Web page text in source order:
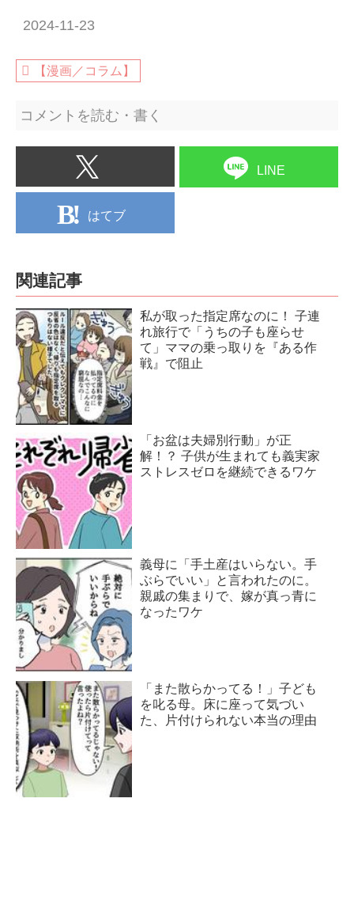
2024-11-23
【漫画／コラム】
コメントを読む・書く
LINE
はてブ
関連記事
私が取った指定席なのに！ 子連
れ旅行で「うちの子も座らせ
て」ママの乗っ取りを『ある作
戦』で阻止
「お盆は夫婦別行動」が正
解！？ 子供が生まれても義実家
ストレスゼロを継続できるワケ
義母に「手土産はいらない。手
ぶらでいい」と言われたのに。
親戚の集まりで、嫁が真っ青に
なったワケ
「また散らかってる！」子ども
を叱る母。床に座って気づい
た、片付けられない本当の理由